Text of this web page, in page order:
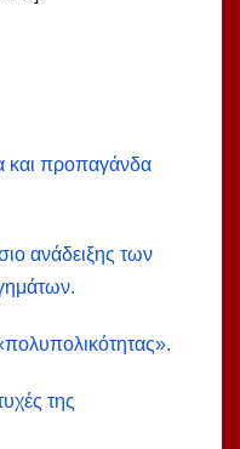
και προπαγάνδα
ανάδειξης των
της